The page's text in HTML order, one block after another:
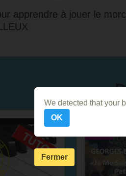
apprendre à jouer le
We detected that your
OK
Fermer